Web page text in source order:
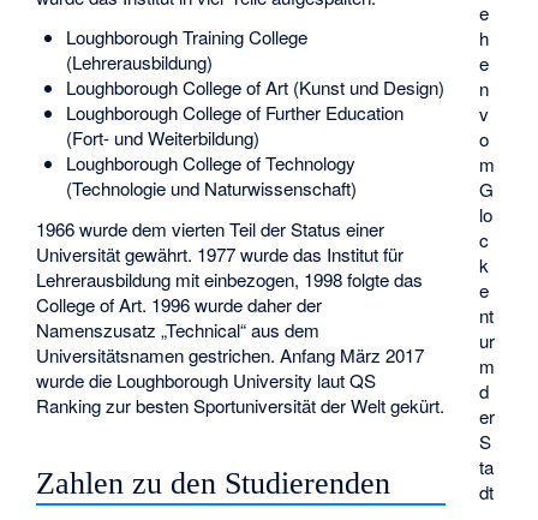
e
h
e
n
v
o
m
G
lo
c
k
e
nt
ur
m
d
er
S
ta
dt
Loughborough Training College
(Lehrerausbildung)
Loughborough College of Art (Kunst und Design)
Loughborough College of Further Education
(Fort- und Weiterbildung)
Loughborough College of Technology
(Technologie und Naturwissenschaft)
1966 wurde dem vierten Teil der Status einer
Universität gewährt. 1977 wurde das Institut für
Lehrerausbildung mit einbezogen, 1998 folgte das
College of Art. 1996 wurde daher der
Namenszusatz „Technical“ aus dem
Universitätsnamen gestrichen. Anfang März 2017
wurde die Loughborough University laut QS
Ranking zur besten Sportuniversität der Welt gekürt.
Zahlen zu den Studierenden